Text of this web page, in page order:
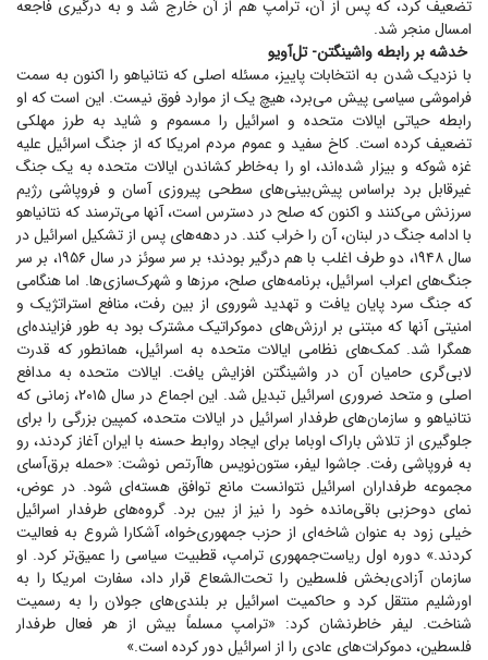
تضعیف کرد، که پس از آن، ترامپ هم از آن خارج شد و به درگیری فاجعه
امسال منجر شد.
خدشه بر رابطه واشینگتن- تل‌آویو
با نزدیک شدن به انتخابات پاییز، مسئله اصلی که نتانیاهو را اکنون به سمت
فراموشی سیاسی پیش می‌برد، هیچ یک از موارد فوق نیست. این است که او
رابطه حیاتی ایالات متحده و اسرائیل را مسموم و شاید به طرز مهلکی
تضعیف کرده است. کاخ سفید و عموم مردم امریکا که از جنگ اسرائیل علیه
غزه شوکه و بیزار شده‌اند، او را به‌خاطر کشاندن ایالات متحده به یک جنگ
غیرقابل برد براساس پیش‌بینی‌های سطحی پیروزی آسان و فروپاشی رژیم
سرزنش می‌کنند و اکنون که صلح در دسترس است، آنها می‌ترسند که نتانیاهو
با ادامه جنگ در لبنان، آن را خراب کند. در دهه‌های پس از تشکیل اسرائیل در
سال ۱۹۴۸، دو طرف اغلب با هم درگیر بودند؛ بر سر سوئز در سال ۱۹۵۶، بر سر
جنگ‌های اعراب اسرائیل، برنامه‌های صلح، مرز‌ها و شهرک‌سازی‌ها. اما هنگامی
که جنگ سرد پایان یافت و تهدید شوروی از بین رفت، منافع استراتژیک و
امنیتی آنها که مبتنی بر ارزش‌های دموکراتیک مشترک بود به طور فزاینده‌ای
همگرا شد. کمک‌های نظامی ایالات متحده به اسرائیل، همانطور که قدرت
لابی‌گری حامیان آن در واشینگتن افزایش یافت. ایالات متحده به مدافع
اصلی و متحد ضروری اسرائیل تبدیل شد. این اجماع در سال ۲۰۱۵، زمانی که
نتانیاهو و سازمان‌های طرفدار اسرائیل در ایالات متحده، کمپین بزرگی را برای
جلوگیری از تلاش باراک اوباما برای ایجاد روابط حسنه با ایران آغاز کردند، رو
به فروپاشی رفت. جاشوا لیفر، ستون‌نویس هاآرتص نوشت: «حمله برق‌آسای
مجموعه طرفداران اسرائیل نتوانست مانع توافق هسته‌ای شود. در عوض،
نمای دوحزبی باقی‌مانده خود را نیز از بین برد. گروه‌های طرفدار اسرائیل
خیلی زود به عنوان شاخه‌ای از حزب جمهوری‌خواه، آشکارا شروع به فعالیت
کردند.» دوره اول ریاست‌جمهوری ترامپ، قطبیت سیاسی را عمیق‌تر کرد. او
سازمان آزادی‌بخش فلسطین را تحت‌الشعاع قرار داد، سفارت امریکا را به
اورشلیم منتقل کرد و حاکمیت اسرائیل بر بلندی‌های جولان را به رسمیت
شناخت. لیفر خاطرنشان کرد: «ترامپ مسلماً بیش از هر فعال طرفدار
فلسطین، دموکرات‌های عادی را از اسرائیل دور کرده است.»